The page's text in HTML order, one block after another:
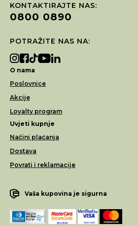
KONTAKTIRAJTE NAS:
0800 0890
POTRAŽITE NAS NA:
O nama
Poslovnice
Akcije
Loyalty program
Uvjeti kupnje
Načini plaćanja
Dostava
Povrati i reklamacije
Vaša kupovina je sigurna